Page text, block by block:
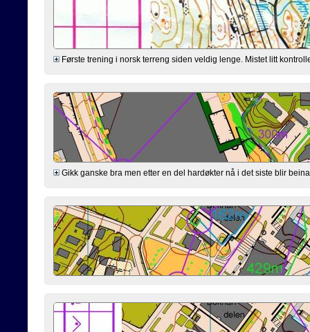
Første trening i norsk terreng siden veldig lenge. Mistet litt
Gikk ganske bra men etter en del hardøkter nå i det siste blir